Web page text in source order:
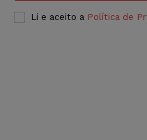
Li e aceito a Política de